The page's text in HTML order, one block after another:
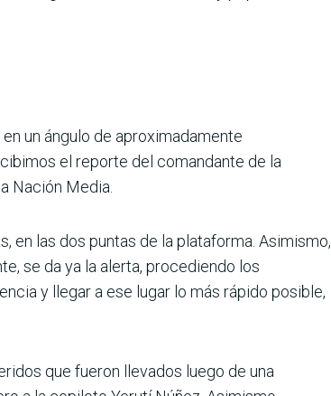
un ángulo de aproximadamente
el reporte del comandante de la
Nación Media.
en las dos puntas de la plataforma. Asimismo,
se da ya la alerta, procediendo los
y llegar a ese lugar lo más rápido posible,
que fueron llevados luego de una